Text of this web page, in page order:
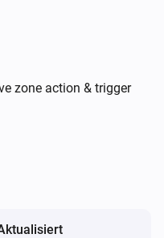
i
zone action & trigger